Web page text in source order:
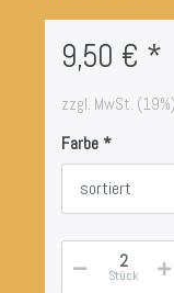
9,50 € *
zzgl. MwSt.
Farbe
sortiert
Stück